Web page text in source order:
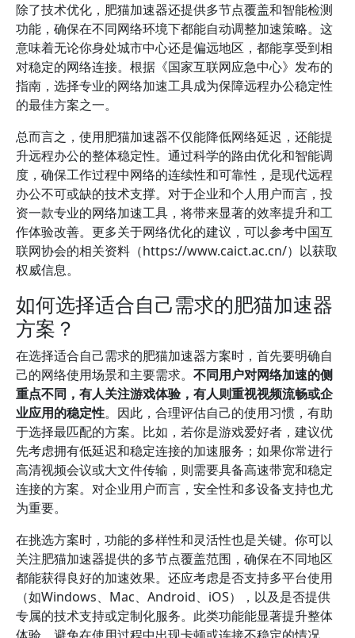
除了技术优化，肥猫加速器还提供多节点覆盖和智能检测
功能，确保在不同网络环境下都能自动调整加速策略。这
意味着无论你身处城市中心还是偏远地区，都能享受到相
对稳定的网络连接。根据《国家互联网应急中心》发布的
指南，选择专业的网络加速工具成为保障远程办公稳定性
的最佳方案之一。
总而言之，使用肥猫加速器不仅能降低网络延迟，还能提
升远程办公的整体稳定性。通过科学的路由优化和智能调
度，确保工作过程中网络的连续性和可靠性，是现代远程
办公不可或缺的技术支撑。对于企业和个人用户而言，投
资一款专业的网络加速工具，将带来显著的效率提升和工
作体验改善。更多关于网络优化的建议，可以参考中国互
联网协会的相关资料（https://www.caict.ac.cn/）以获取
权威信息。
如何选择适合自己需求的肥猫加速器
方案？
在选择适合自己需求的肥猫加速器方案时，首先要明确自
己的网络使用场景和主要需求。 不同用户对网络加速的侧
重点不同，有人关注游戏体验，有人则重视视频流畅或企
业应用的稳定性。因此，合理评估自己的使用习惯，有助
于选择最匹配的方案。比如，若你是游戏爱好者，建议优
先考虑拥有低延迟和稳定连接的加速服务；如果你常进行
高清视频会议或大文件传输，则需要具备高速带宽和稳定
连接的方案。对企业用户而言，安全性和多设备支持也尤
为重要。
在挑选方案时，功能的多样性和灵活性也是关键。你可以
关注肥猫加速器提供的多节点覆盖范围，确保在不同地区
都能获得良好的加速效果。还应考虑是否支持多平台使用
（如Windows、Mac、Android、iOS），以及是否提供
专属的技术支持或定制化服务。此类功能能显著提升整体